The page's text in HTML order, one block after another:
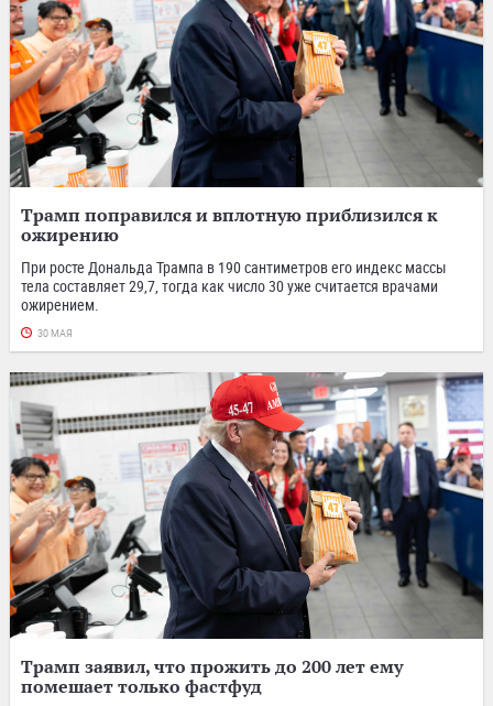
Трамп поправился и вплотную приблизился к
ожирению
При росте Дональда Трампа в 190 сантиметров его индекс массы
тела составляет 29,7, тогда как число 30 уже считается врачами
ожирением.
30 МАЯ
Трамп заявил, что прожить до 200 лет ему
помешает только фастфуд